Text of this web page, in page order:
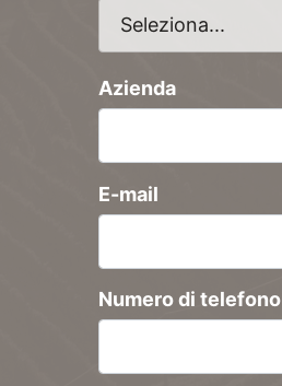
Azienda
E-mail
Numero di telefono